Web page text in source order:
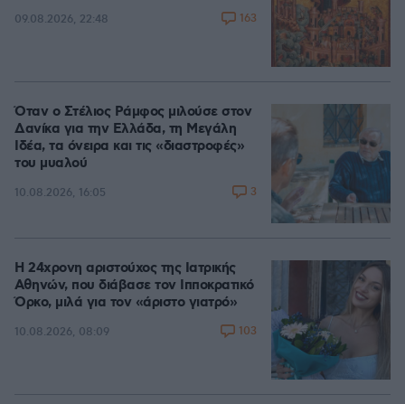
09.08.2026, 22:48 163
Όταν ο Στέλιος Ράμφος μιλούσε στον
Δανίκα για την Ελλάδα, τη Μεγάλη
Ιδέα, τα όνειρα και τις «διαστροφές»
του μυαλού
10.08.2026, 16:05 3
Η 24χρονη αριστούχος της Ιατρικής
Αθηνών, που διάβασε τον Ιπποκρατικό
Όρκο, μιλά για τον «άριστο γιατρό»
10.08.2026, 08:09 103